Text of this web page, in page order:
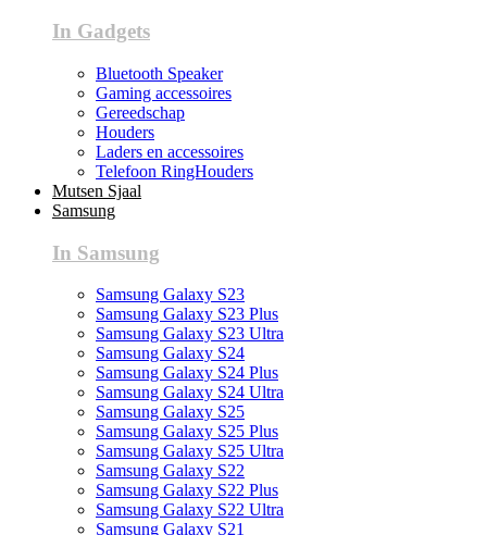
In Gadgets
Bluetooth Speaker
Gaming accessoires
Gereedschap
Houders
Laders en accessoires
Telefoon RingHouders
Mutsen Sjaal
Samsung
In Samsung
Samsung Galaxy S23
Samsung Galaxy S23 Plus
Samsung Galaxy S23 Ultra
Samsung Galaxy S24
Samsung Galaxy S24 Plus
Samsung Galaxy S24 Ultra
Samsung Galaxy S25
Samsung Galaxy S25 Plus
Samsung Galaxy S25 Ultra
Samsung Galaxy S22
Samsung Galaxy S22 Plus
Samsung Galaxy S22 Ultra
Samsung Galaxy S21